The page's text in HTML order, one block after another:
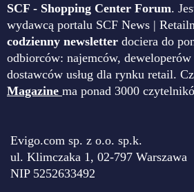
SCF - Shopping Center Forum.
wydawcą portalu SCF News |
codzienny newsletter dociera do
odbiorców: najemców, deweloperów
dostawców usług dla rynku retail.
Magazine ma ponad 3000
Evigo.com sp. z o.o. sp.k.
ul. Klimczaka 1, 02-797 Warszawa
NIP 5252633492